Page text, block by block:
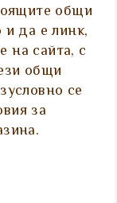
общи
и да е линк,
на сайта, с
общи
се
за